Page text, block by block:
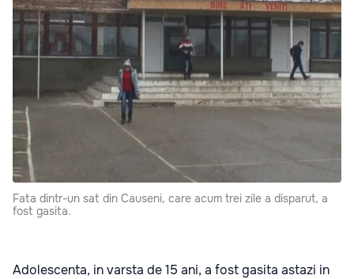
Fata dintr-un sat din Causeni, care acum trei zile a disparut, a
fost gasita.
Adolescenta, in varsta de 15 ani, a fost gasita astazi in